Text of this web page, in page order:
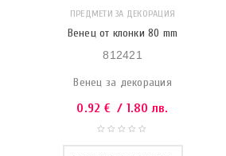
ПРЕДМЕТИ ЗА ДЕКОРАЦИЯ
Венец от клонки 80 mm
812421
Венец за декорация
0.92 € / 1.80 лв.